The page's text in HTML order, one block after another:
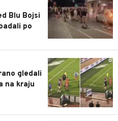
Blu Bojsi
po
0
gledali
na kraju